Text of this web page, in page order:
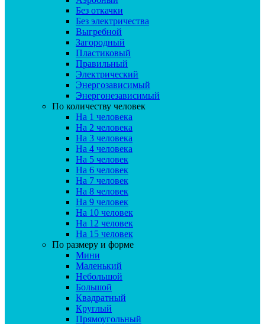
Без откачки
Без электричества
Выгребной
Загородный
Пластиковый
Правильный
Электрический
Энергозависимый
Энергонезависимый
По количеству человек
На 1 человека
На 2 человека
На 3 человека
На 4 человека
На 5 человек
На 6 человек
На 7 человек
На 8 человек
На 9 человек
На 10 человек
На 12 человек
На 15 человек
По размеру и форме
Мини
Маленький
Небольшой
Большой
Квадратный
Круглый
Прямоугольный